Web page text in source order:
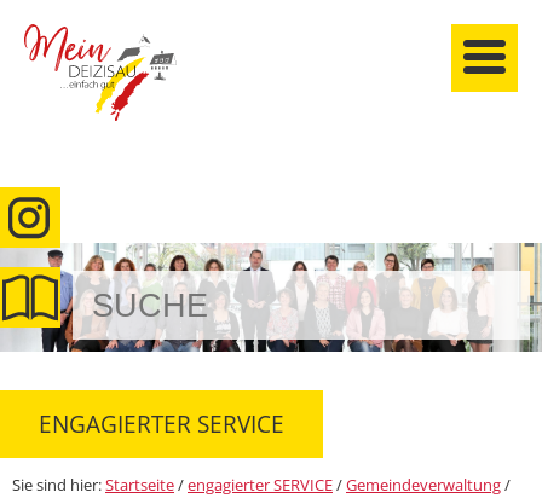
anmelden
ENGAGIERTER SERVICE
Sie sind hier:Startseite/engagierter SERVICE/Gemeindeverwaltung/